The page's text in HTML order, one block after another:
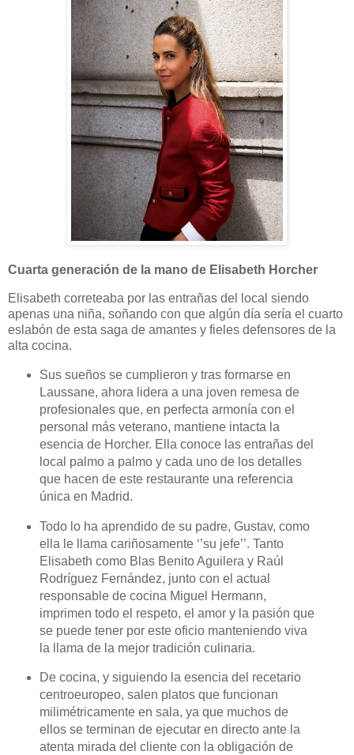
Cuarta generación de la mano de Elisabeth Horcher
Elisabeth correteaba por las entrañas del local siendo
apenas una niña, soñando con que algún día sería el cuarto
eslabón de esta saga de amantes y fieles defensores de la
alta cocina.
Sus sueños se cumplieron y tras formarse en
Laussane, ahora lidera a una joven remesa de
profesionales que, en perfecta armonía con el
personal más veterano, mantiene intacta la
esencia de Horcher. Ella conoce las entrañas del
local palmo a palmo y cada uno de los detalles
que hacen de este restaurante una referencia
única en Madrid.
Todo lo ha aprendido de su padre, Gustav, como
ella le llama cariñosamente ‘’su jefe’’. Tanto
Elisabeth como Blas Benito Aguilera y Raúl
Rodríguez Fernández, junto con el actual
responsable de cocina Miguel Hermann,
imprimen todo el respeto, el amor y la pasión que
se puede tener por este oficio manteniendo viva
la llama de la mejor tradición culinaria.
De cocina, y siguiendo la esencia del recetario
centroeuropeo, salen platos que funcionan
milimétricamente en sala, ya que muchos de
ellos se terminan de ejecutar en directo ante la
atenta mirada del cliente con la obligación de